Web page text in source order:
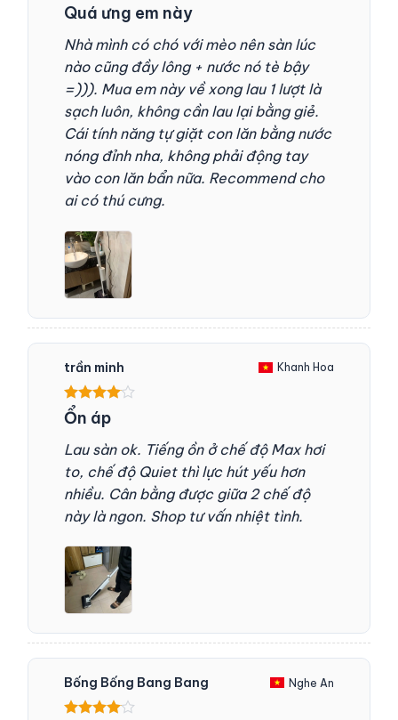
Được xếp
hạng 55
sao
Quá ưng em này
Nhà mình có chó với mèo nên sàn lúc
nào cũng đầy lông + nước nó tè bậy
=))). Mua em này về xong lau 1 lượt là
sạch luôn, không cần lau lại bằng giẻ.
Cái tính năng tự giặt con lăn bằng nước
nóng đỉnh nha, không phải động tay
vào con lăn bẩn nữa. Recommend cho
ai có thú cưng.
trần minh Khanh Hoa
Được
xếp hạng
4
5 sao
Ổn áp
Lau sàn ok. Tiếng ồn ở chế độ Max hơi
to, chế độ Quiet thì lực hút yếu hơn
nhiều. Cân bằng được giữa 2 chế độ
này là ngon. Shop tư vấn nhiệt tình.
Bống Bống Bang Bang Nghe An